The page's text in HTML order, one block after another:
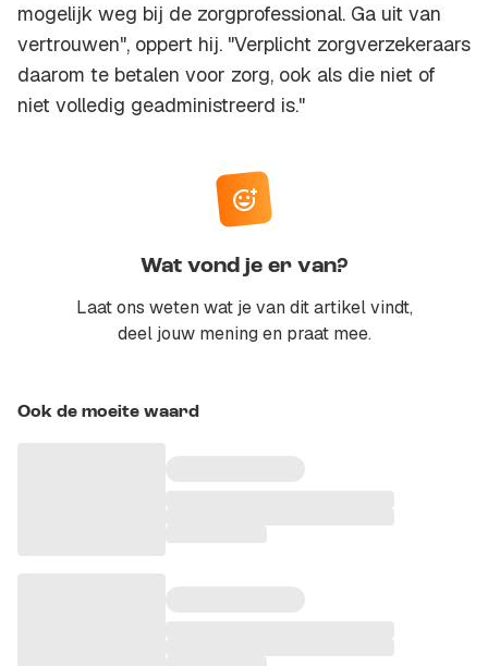
mogelijk weg bij de zorgprofessional. Ga uit van
vertrouwen", oppert hij. "Verplicht zorgverzekeraars
daarom te betalen voor zorg, ook als die niet of
niet volledig geadministreerd is."
Wat vond je er van?
Laat ons weten wat je van dit artikel vindt,
deel jouw mening en praat mee.
Ook de moeite waard